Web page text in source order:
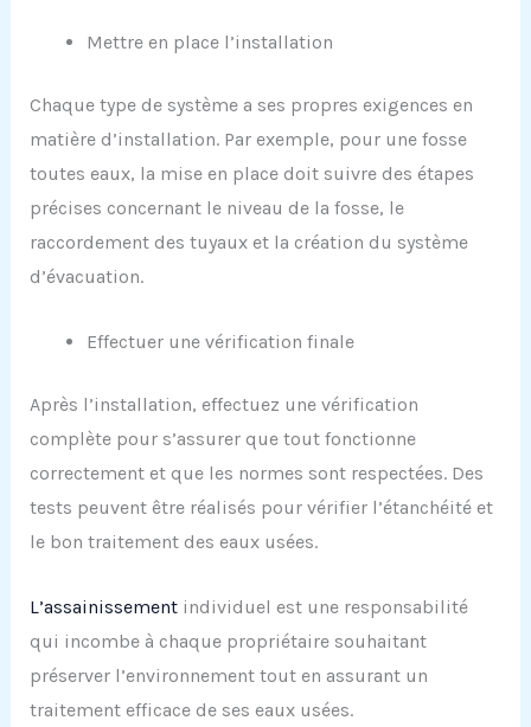
Mettre en place l’installation
Chaque type de système a ses propres exigences en
matière d’installation. Par exemple, pour une fosse
toutes eaux, la mise en place doit suivre des étapes
précises concernant le niveau de la fosse, le
raccordement des tuyaux et la création du système
d’évacuation.
Effectuer une vérification finale
Après l’installation, effectuez une vérification
complète pour s’assurer que tout fonctionne
correctement et que les normes sont respectées. Des
tests peuvent être réalisés pour vérifier l’étanchéité et
le bon traitement des eaux usées.
L’assainissementindividuel est une responsabilité
qui incombe à chaque propriétaire souhaitant
préserver l’environnement tout en assurant un
traitement efficace de ses eaux usées.